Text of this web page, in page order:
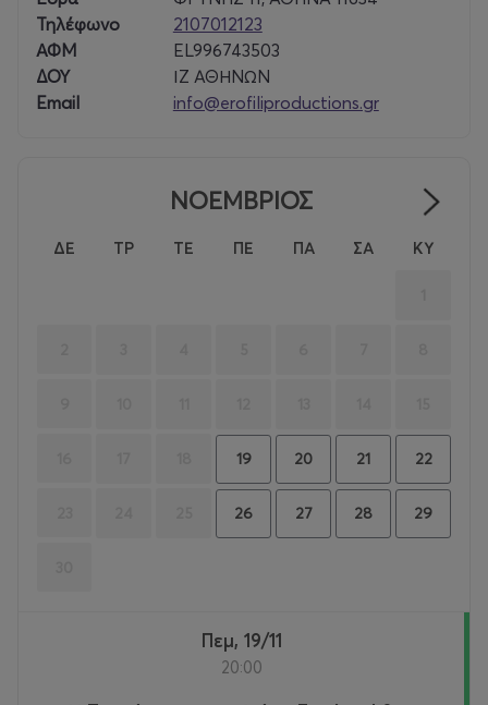
Τηλέφωνο
2107012123
ΑΦΜ
EL996743503
ΔΟΥ
ΙΖ ΑΘΗΝΩΝ
Email
info@erofiliproductions.gr
ΝΟΕΜΒΡΙΟΣ
ΔΕ ΤΡ ΤΕ ΠΕ ΠΑ ΣΑ ΚΥ
19 20 21 22
26 27 28 29
Πεμ, 19/11
20:00